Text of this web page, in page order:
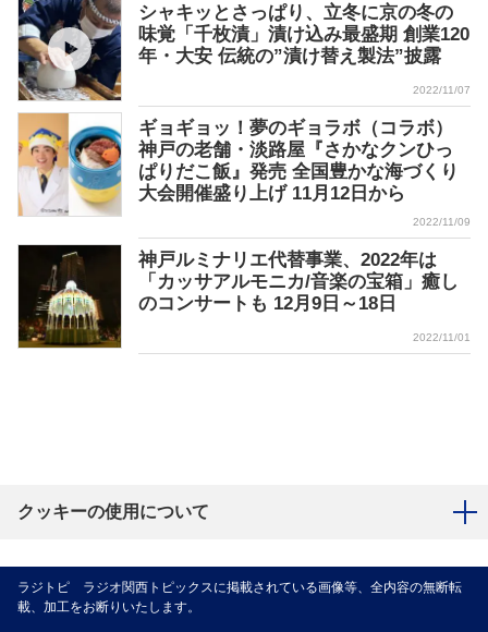
シャキッとさっぱり、立冬に京の冬の
味覚「千枚漬」漬け込み最盛期 創業120
年・大安 伝統の”漬け替え製法”披露
2022/11/07
ギョギョッ！夢のギョラボ（コラボ）
神戸の老舗・淡路屋『さかなクンひっ
ぱりだこ飯』発売 全国豊かな海づくり
大会開催盛り上げ 11月12日から
2022/11/09
神戸ルミナリエ代替事業、2022年は
「カッサアルモニカ/音楽の宝箱」癒し
のコンサートも 12月9日～18日
2022/11/01
クッキーの使用について
ラジトピ ラジオ関西トピックスに掲載されている画像等、全内容の無断転
載、加工をお断りいたします。